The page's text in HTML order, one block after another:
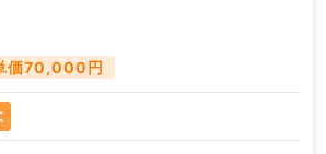
価70,000円